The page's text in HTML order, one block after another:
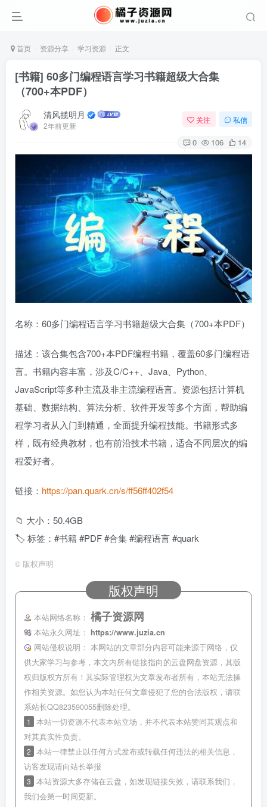
首页 资源分享 学习资源 正文
[书籍] 60多门编程语言学习书籍超级大合集
（700+本PDF）
清风揽明月
2年前更新
关注 私信
0 106 14
名称：60多门编程语言学习书籍超级大合集（700+本PDF）
描述：该合集包含700+本PDF编程书籍，覆盖60多门编程语
言。书籍内容丰富，涉及C/C++、Java、Python、
JavaScript等多种主流及非主流编程语言。资源包括计算机
基础、数据结构、算法分析、软件开发等多个方面，帮助编
程学习者从入门到精通，全面提升编程技能。书籍形式多
样，既有经典教材，也有前沿技术书籍，适合不同层次的编
程爱好者。
链接： https://pan.quark.cn/s/ff56ff402f54
📁 大小：50.4GB
🏷 标签：#书籍 #PDF #合集 #编程语言 #quark
© 版权声明
版权声明
本站网络名称： 橘子资源网
本站永久网址：
https://www.juzia.cn
网站侵权说明： 本网站的文章部分内容可能来源于网络，仅
供大家学习与参考，本文内所有链接指向的云盘网盘资源，其版
权归版权方所有！其实际管理权为文章发布者所有，本站无法操
作相关资源。如您认为本站任何文章侵犯了您的合法版权，请联
系站长QQ823590055删除处理。
1
本站一切资源不代表本站立场，并不代表本站赞同其观点和
对其真实性负责。
2 本站一律禁止以任何方式发布或转载任何违法的相关信息，
访客发现请向站长举报
3 本站资源大多存储在云盘，如发现链接失效，请联系我们，
我们会第一时间更新。